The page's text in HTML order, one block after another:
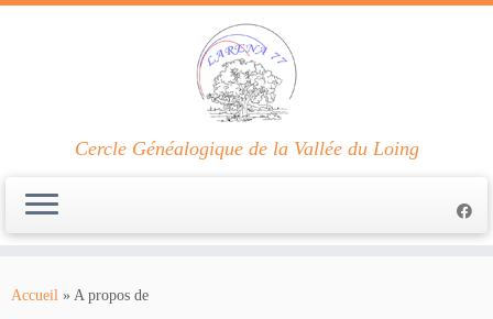
Cercle Généalogique de la Vallée du Loing
Accueil » A propos de